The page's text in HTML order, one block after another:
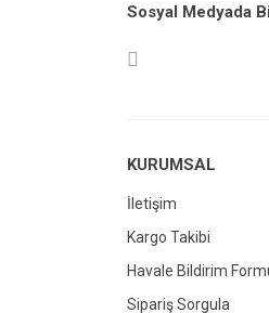
Ürün
Sosyal Medyada
KURUMSAL
İletişim
Kargo Takibi
Havale Bildirim
Sipariş Sorgula